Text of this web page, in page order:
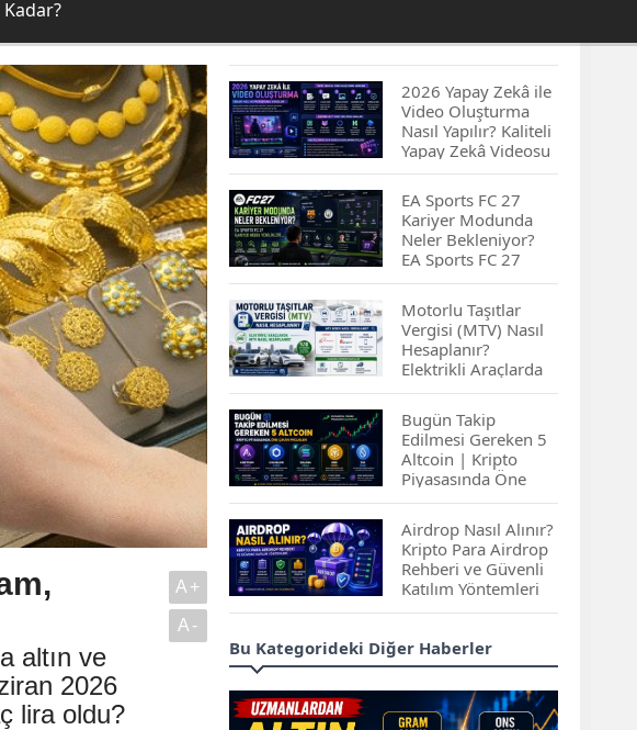
altın ve
2026
lira oldu?
A+
A-
2026 Yapay Zekâ ile
Video Oluşturma
Nasıl Yapılır? Kaliteli
Yapay Zekâ Videosu
Hazırlamanın
İpuçları...
EA Sports FC 27
Kariyer Modunda
Neler Bekleniyor?
EA Sports FC 27
Kariyer Modu
Yenilikleri…
Motorlu Taşıtlar
Vergisi (MTV) Nasıl
Hesaplanır?
Elektrikli Araçlarda
MTV Nasıl
Hesaplanır? MTV
Borcu Nasıl
Sorgulanır?
Bugün Takip
Edilmesi Gereken 5
Altcoin | Kripto
Piyasasında Öne
Çıkan Projeler
Airdrop Nasıl Alınır?
Kripto Para Airdrop
Rehberi ve Güvenli
Katılım Yöntemleri
Spot ve Vadeli İşlem
Arasındaki Farklar |
İçin Daha Uygun?
Bu Kategorideki Diğer Haberler